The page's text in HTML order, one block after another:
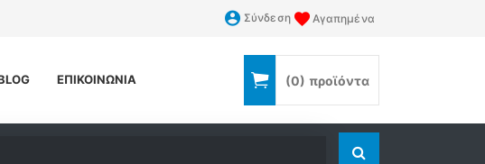
Σύνδεση Αγαπημένα
ΕΠΙΚΟΙΝΩΝΊΑ (0) προϊόντα
Αναζήτηση